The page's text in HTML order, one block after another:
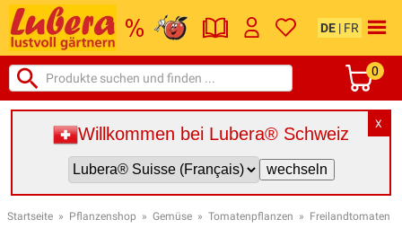
DE | FR
0
X
Willkommen bei Lubera® Schweiz
Startseite » Pflanzenshop » Gemüse » Tomatenpflanzen » Freilandtomaten